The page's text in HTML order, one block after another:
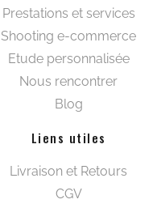
Prestations et services
Shooting e-commerce
Etude personnalisée
Nous rencontrer
Blog
Liens utiles
Livraison et Retours
CGV